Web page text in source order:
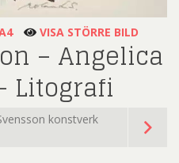
VISA STÖRRE BILD
– Angelica
Litografi
konstverk